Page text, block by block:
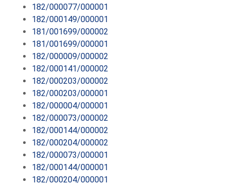
182/000077/000001
182/000149/000001
181/001699/000002
181/001699/000001
182/000009/000002
182/000141/000002
182/000203/000002
182/000203/000001
182/000004/000001
182/000073/000002
182/000144/000002
182/000204/000002
182/000073/000001
182/000144/000001
182/000204/000001